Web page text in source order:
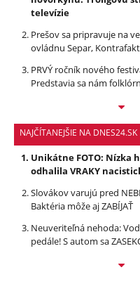
televízie
Prešov sa pripravuje na
ovládnu Separ,
PRVÝ ročník nového
Predstavia sa nám
NAJČÍTANEJŠIE NA DNES24.SK
Unikátne FOTO: Nízka
odhalila VRAKY
Slovákov varujú pred
Baktéria môže aj ZABÍJAŤ
Neuveriteľná nehoda:
pedále! S autom sa